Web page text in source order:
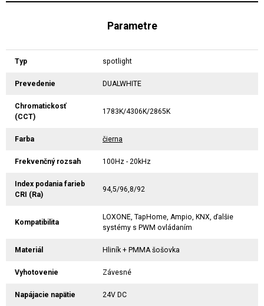
Parametre
Typ spotlight
Prevedenie DUALWHITE
Chromatickosť
(CCT)
1783K/4306K/2865K
Farba čierna
Frekvenčný rozsah 100Hz - 20kHz
Index podania farieb
CRI (Ra)
94,5/96,8/92
Kompatibilita
LOXONE, TapHome, Ampio, KNX, ďalšie
systémy s PWM ovládaním
Materiál Hliník + PMMA šošovka
Vyhotovenie Závesné
Napájacie napätie 24V DC